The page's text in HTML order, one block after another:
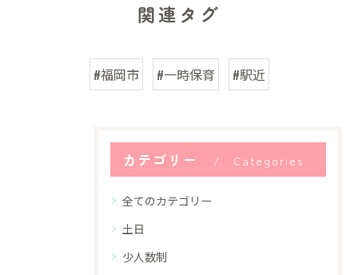
関連タグ
#福岡市 #一時保育 #駅近
カテゴリー Categories
全てのカテゴリー
土日
少人数制